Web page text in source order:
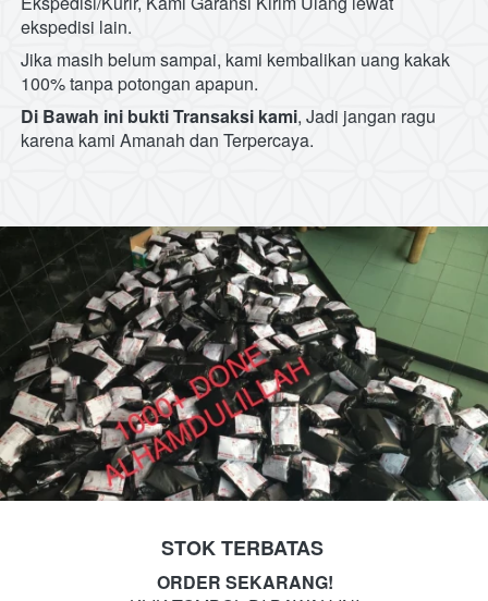
ekspedisi lain.
Jika masih belum sampai, kami kembalikan uang kakak
100% tanpa potongan apapun.
Di Bawah ini bukti Transaksi kami, Jadi jangan ragu
karena kami Amanah dan Terpercaya.
STOK TERBATAS
ORDER SEKARANG!